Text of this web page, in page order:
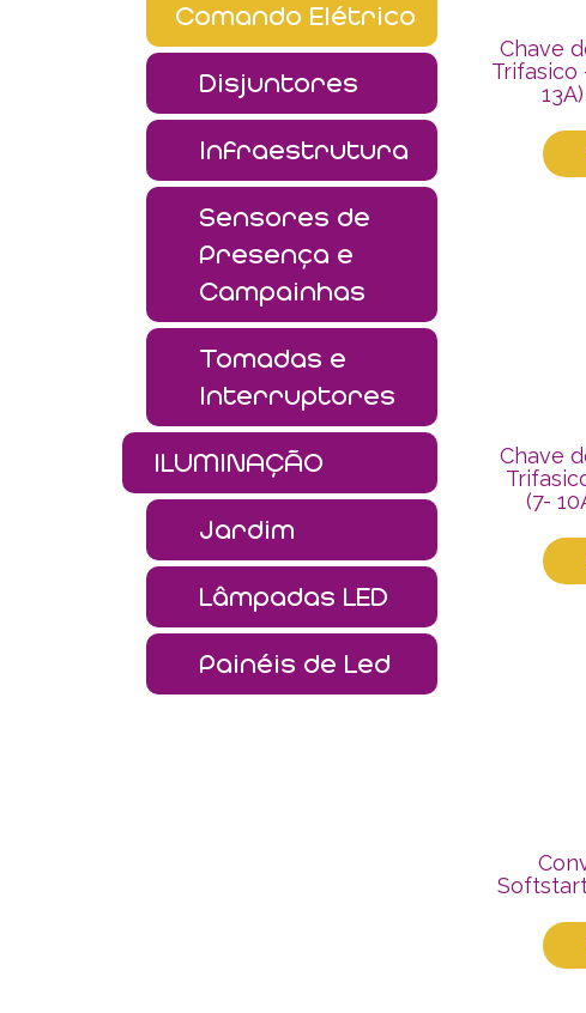
Comando Elétrico
Disjuntores
Infraestrutura
Sensores de
Presença e
Campainhas
Tomadas e
Interruptores
ILUMINAÇÃO
Jardim
Lâmpadas LED
Painéis de Led
Chave
Trifasico
Chave
(7-